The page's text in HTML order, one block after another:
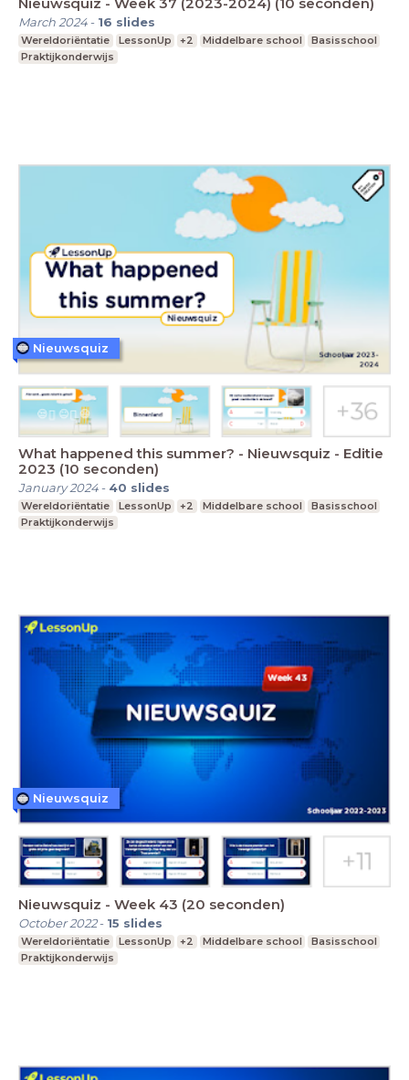
March 2024- 16 slides
Wereldoriëntatie LessonUp +2 Middelbare school
Basisschool
Praktijkonderwijs
What happened this summer? - Nieuwsquiz - Editie
2023 (10 seconden)
January 2024- 40 slides
Wereldoriëntatie LessonUp +2 Middelbare school
Basisschool
Praktijkonderwijs
Nieuwsquiz
Nieuwsquiz - Week 43 (20 seconden)
October 2022- 15 slides
Wereldoriëntatie LessonUp +2 Middelbare school
Basisschool
Praktijkonderwijs
Nieuwsquiz